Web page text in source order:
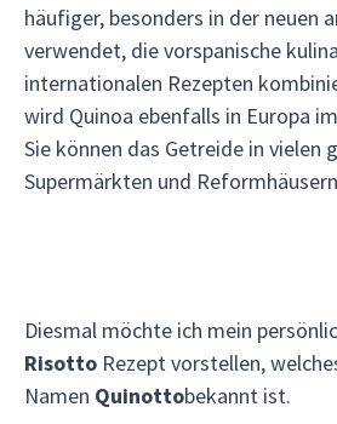
häufiger, besonders in der neuen
verwendet, die vorspanische
internationalen Rezepten
wird Quinoa ebenfalls in Europa
Sie können das Getreide in vielen
Supermärkten und
Diesmal möchte ich mein
Risotto Rezept vorstellen,
Namen Quinottobekannt ist.